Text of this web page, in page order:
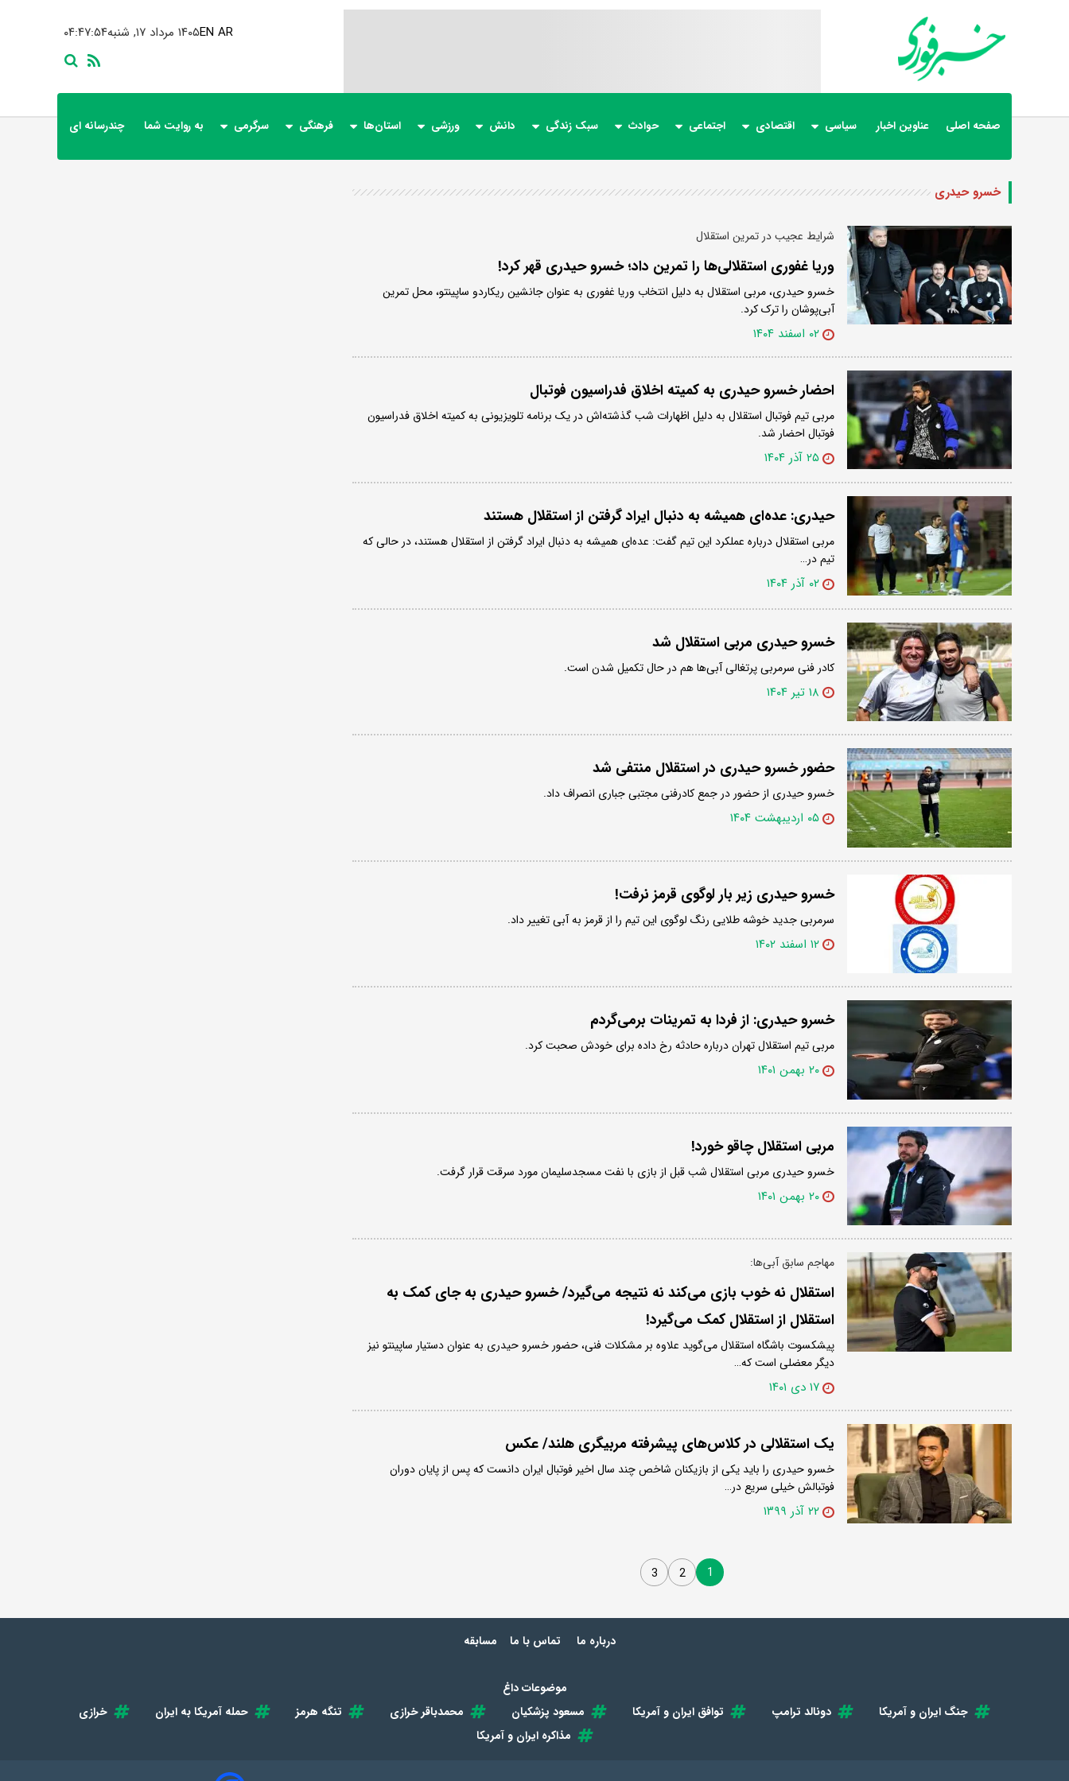
۰۴:۴۷:۵۴ ۱۴۰۵ مرداد ۱۷, شنبهEN AR
صفحه اصلی عناوین اخبار سیاسی اقتصادی اجتماعی حوادث سبک زندگی دانش ورزشی استان‌ها فرهنگی سرگرمی به روایت شما چندرسانه ای
خسرو حیدری
شرایط عجیب در تمرین استقلال
وریا غفوری استقلالی‌ها را تمرین داد؛ خسرو حیدری قهر کرد!
خسرو حیدری، مربی استقلال به دلیل انتخاب وریا غفوری به عنوان جانشین ریکاردو ساپینتو، محل تمرین
آبی‌پوشان را ترک کرد.
۰۲ اسفند ۱۴۰۴
احضار خسرو حیدری به کمیته اخلاق فدراسیون فوتبال
مربی تیم فوتبال استقلال به دلیل اظهارات شب گذشته‌اش در یک برنامه تلویزیونی به کمیته اخلاق فدراسیون
فوتبال احضار شد.
۲۵ آذر ۱۴۰۴
حیدری: عده‌ای همیشه به دنبال ایراد گرفتن از استقلال‌ هستند
مربی استقلال درباره عملکرد این تیم گفت: عده‌ای همیشه به دنبال ایراد گرفتن از استقلال‌ هستند، در حالی که
تیم در…
۰۲ آذر ۱۴۰۴
خسرو حیدری مربی استقلال شد
کادر فنی سرمربی پرتغالی آبی‌ها هم در حال تکمیل شدن است.
۱۸ تیر ۱۴۰۴
حضور خسرو حیدری در استقلال منتفی شد
خسرو حیدری از حضور در جمع کادرفنی مجتبی جباری انصراف داد.
۰۵ اردیبهشت ۱۴۰۴
خسرو حیدری زیر بار لوگوی قرمز نرفت!
سرمربی جدید خوشه طلایی رنگ لوگوی این تیم را از قرمز به آبی تغییر داد.
۱۲ اسفند ۱۴۰۲
خسرو حیدری: از فردا به تمرینات برمی‌گردم
مربی تیم استقلال تهران درباره حادثه رخ داده برای خودش صحبت کرد.
۲۰ بهمن ۱۴۰۱
مربی استقلال چاقو خورد!
خسرو حیدری مربی استقلال شب قبل از بازی با نفت مسجدسلیمان مورد سرقت قرار گرفت.
۲۰ بهمن ۱۴۰۱
مهاجم سابق آبی‌ها:
استقلال نه خوب بازی می‌کند نه نتیجه می‌گیرد/ خسرو حیدری به جای کمک به
استقلال از استقلال کمک می‌گیرد!
پیشکسوت باشگاه استقلال می‌گوید علاوه بر مشکلات فنی، حضور خسرو حیدری به عنوان دستیار ساپینتو نیز
دیگر معضلی است که…
۱۷ دی ۱۴۰۱
یک استقلالی در کلاس‌های پیشرفته مربیگری هلند/ عکس
خسرو حیدری را باید یکی از بازیکنان شاخص چند سال اخیر فوتبال ایران دانست که پس از پایان دوران
فوتبالش خیلی سریع در…
۲۲ آذر ۱۳۹۹
1
2
3
درباره ما تماس با ما مسابقه
موضوعات داغ
جنگ ایران و آمریکا
دونالد ترامپ توافق ایران و آمریکا مسعود پزشکیان محمدباقر خرازی تنگه هرمز حمله آمریکا به ایران
خرازی
مذاکره ایران و آمریکا